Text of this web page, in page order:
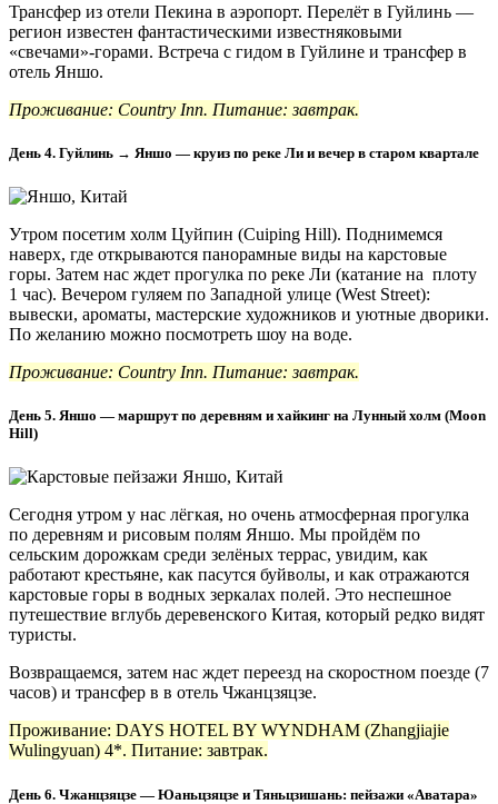
Трансфер из отели Пекина в аэропорт. Перелёт в Гуйлинь —
регион известен фантастическими известняковыми
«свечами»-горами. Встреча с гидом в Гуйлине и трансфер в
отель Яншо.
Проживание: Country Inn. Питание: завтрак.
День 4. Гуйлинь → Яншо — круиз по реке Ли и вечер в старом квартале
Утром посетим холм Цуйпин (Cuiping Hill). Поднимемся
наверх, где открываются панорамные виды на карстовые
горы. Затем нас ждет прогулка по реке Ли (катание на плоту
1 час). Вечером гуляем по Западной улице (West Street):
вывески, ароматы, мастерские художников и уютные дворики.
По желанию можно посмотреть шоу на воде.
Проживание: Country Inn. Питание: завтрак.
День 5. Яншо — маршрут по деревням и хайкинг на Лунный холм (Moon
Hill)
Сегодня утром у нас лёгкая, но очень атмосферная прогулка
по деревням и рисовым полям Яншо. Мы пройдём по
сельским дорожкам среди зелёных террас, увидим, как
работают крестьяне, как пасутся буйволы, и как отражаются
карстовые горы в водных зеркалах полей. Это неспешное
путешествие вглубь деревенского Китая, который редко видят
туристы.
Возвращаемся, затем нас ждет переезд на скоростном поезде (7
часов) и трансфер в в отель Чжанцзяцзе.
Проживание: DAYS HOTEL BY WYNDHAM (Zhangjiajie
Wulingyuan) 4*. Питание: завтрак.
День 6. Чжанцзяцзе — Юаньцзяцзе и Тяньцзишань: пейзажи «Аватара»